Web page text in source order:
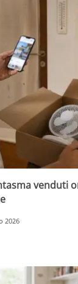
venduti
2026